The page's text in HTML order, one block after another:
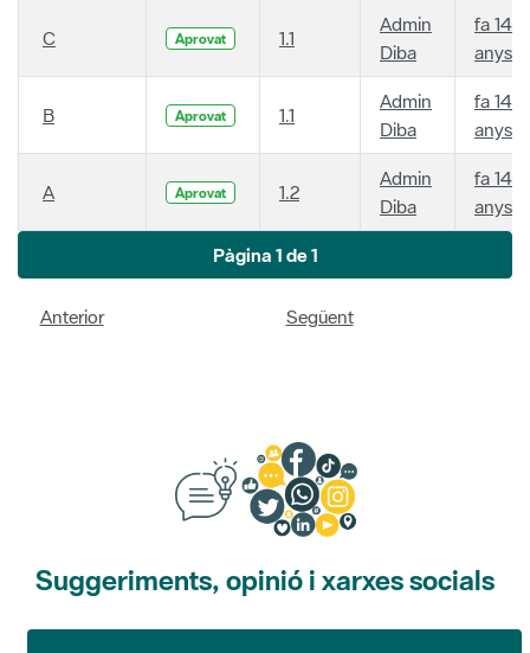
C Aprovat 1.1
Admin
Diba
fa 14
anys
B Aprovat 1.1
Admin
Diba
fa 14
anys
A Aprovat 1.2
Admin
Diba
fa 14
anys
Pàgina 1 de 1
Anterior Següent
Suggeriments, opinió i xarxes socials